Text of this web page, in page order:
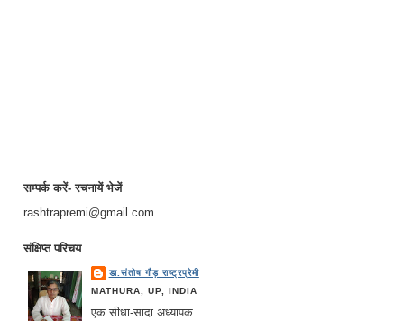
सम्पर्क करें- रचनायें भेजें
rashtrapremi@gmail.com
संक्षिप्त परिचय
डा.संतोष गौड़ राष्ट्रप्रेमी
MATHURA, UP, INDIA
एक सीधा-सादा अध्यापक